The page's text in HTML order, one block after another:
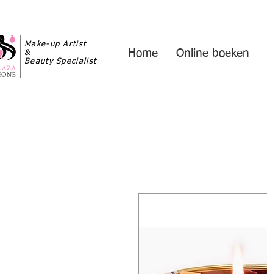
Make-up Artist
&
Beauty Specialist
Home Online boeken